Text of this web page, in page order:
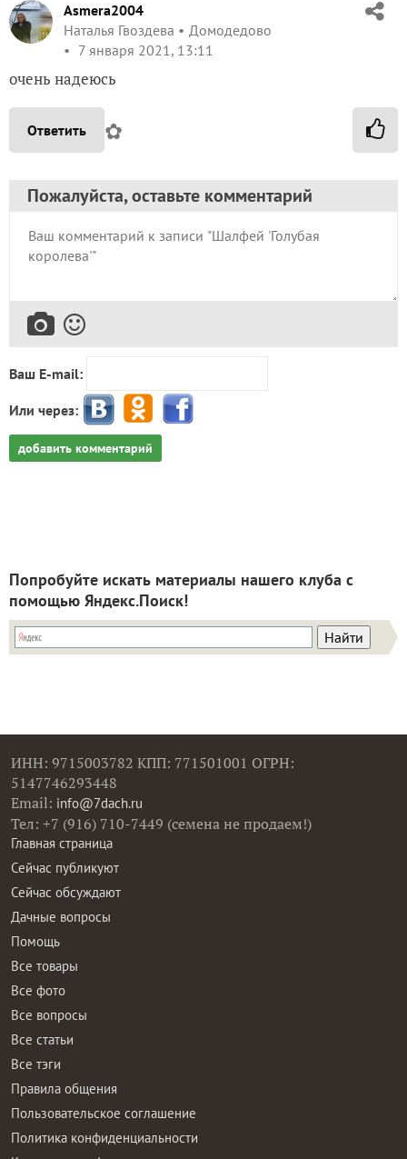
Asmera2004
Наталья Гвоздева
Домодедово
7 января 2021, 13:11
очень надеюсь
Ответить ✿
Пожалуйста, оставьте комментарий
Ваш E-mail:
Или через:
добавить комментарий
Попробуйте искать материалы нашего клуба с
помощью Яндекс.Поиск!
ИНН: 9715003782 КПП: 771501001 ОГРН:
5147746293448
Email: info@7dach.ru
Тел: +7 (916) 710-7449 (семена не продаем!)
Главная страница
Сейчас публикуют
Сейчас обсуждают
Дачные вопросы
Помощь
Все товары
Все фото
Все вопросы
Все статьи
Все тэги
Правила общения
Пользовательское соглашение
Политика конфиденциальности